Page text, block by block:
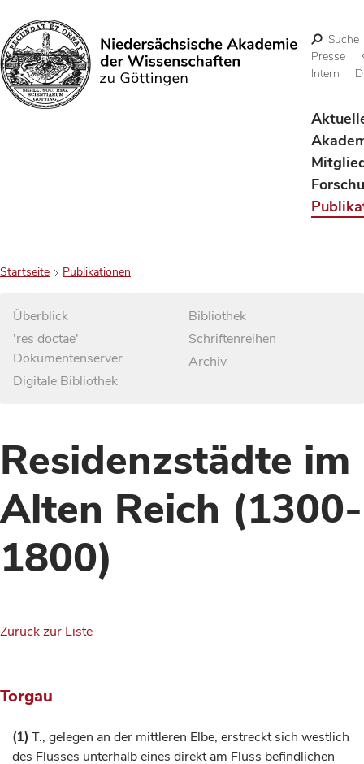
Suchen
Suche
Presse
Intern
Startseite Publikationen
Überblick
'res doctae'
Dokumentenserver
Digitale Bibliothek
Bibliothek
Schriftenreihen
Archiv
Residenzstädte im
Alten Reich (1300-
1800)
Zurück zur Liste
Torgau
(1) T., gelegen an der mittleren Elbe, erstreckt sich westlich
des Flusses unterhalb eines direkt am Fluss befindlichen